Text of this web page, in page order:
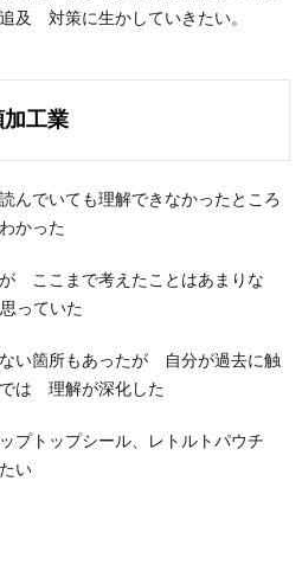
及 対策に生かしていきたい。
工業
でいても理解できなかったところ
かった
ここまで考えたことはあまりな
っていた
い箇所もあったが 自分が過去に触
は 理解が深化した
トップシール、レトルトパウチ
い